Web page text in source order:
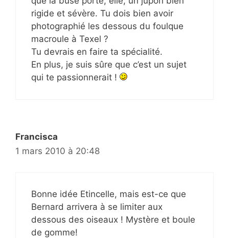
rigide et sévère. Tu dois bien avoir
photographié les dessous du foulque
macroule à Texel ?
Tu devrais en faire ta spécialité.
En plus, je suis sûre que c’est un sujet
qui te passionnerait !
Francisca
1 mars 2010 à 20:48
Bonne idée Etincelle, mais est-ce que
Bernard arrivera à se limiter aux
dessous des oiseaux ! Mystère et boule
de gomme!